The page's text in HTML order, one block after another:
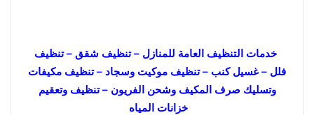
خدمات التنظيف العامة للمنازل – تنظيف شقق – تنظيف
فلل – غسيل كنب – تنظيف موكيت وسجاد – تنظيف مكيفات
وتسليك صرف المكيف وشحن الفريون – تنظيف وتعقيم
خزانات المياه